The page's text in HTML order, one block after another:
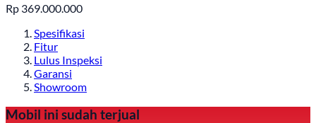
Rp 369.000.000
Spesifikasi
Fitur
Lulus Inspeksi
Garansi
Showroom
Mobil ini sudah terjual